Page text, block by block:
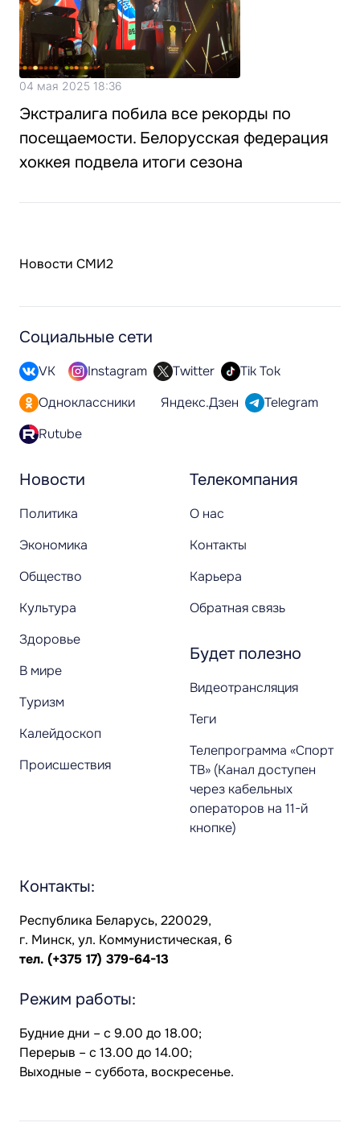
04 мая 2025 18:36
Экстралига побила все рекорды по
посещаемости. Белорусская федерация
хоккея подвела итоги сезона
Новости СМИ2
Новости
Политика
Экономика
Общество
Культура
Здоровье
В мире
Туризм
Калейдоскоп
Происшествия
Телекомпания
О нас
Контакты
Карьера
Обратная связь
Будет полезно
Видеотрансляция
Теги
Телепрограмма «Спорт
ТВ» (Канал доступен
через кабельных
операторов на 11-й
кнопке)
Социальные сети
VK Instagram Twitter
Tik Tok
Одноклассники
Яндекс.Дзен
Telegram
Rutube
Контакты:
Республика Беларусь, 220029,
г. Минск, ул. Коммунистическая, 6
тел. (+375 17) 379-64-13
Режим работы:
Будние дни – с 9.00 до 18.00;
Перерыв – с 13.00 до 14.00;
Выходные – суббота, воскресенье.